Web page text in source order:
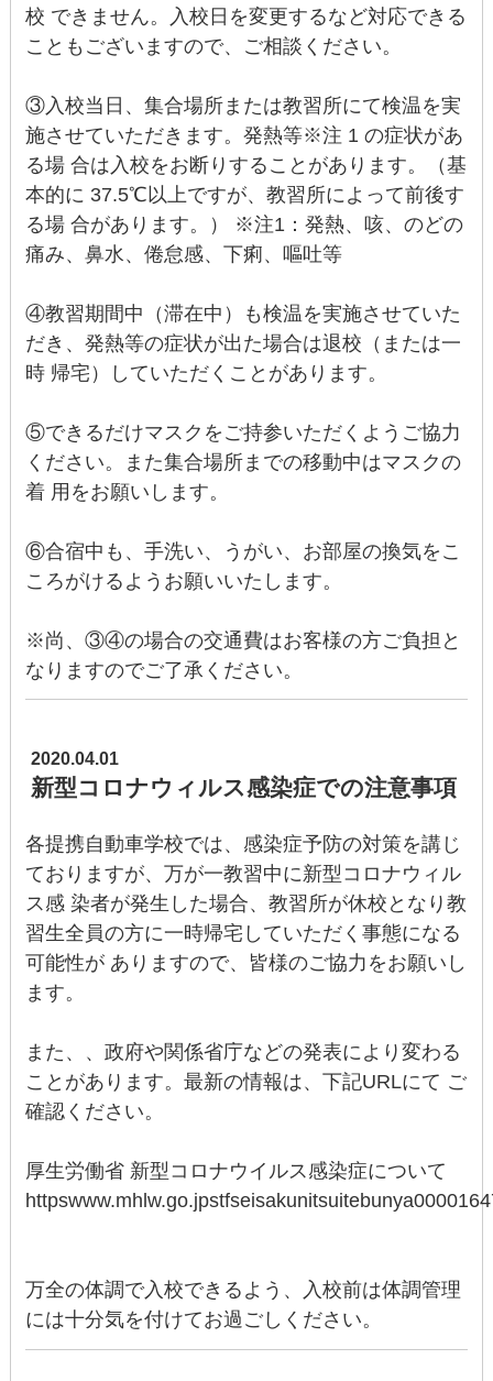
校 できません。入校日を変更するなど対応できる
こともございますので、ご相談ください。
③入校当日、集合場所または教習所にて検温を実
施させていただきます。発熱等※注 1 の症状があ
る場 合は入校をお断りすることがあります。（基
本的に 37.5℃以上ですが、教習所によって前後す
る場 合があります。） ※注1：発熱、咳、のどの
痛み、鼻水、倦怠感、下痢、嘔吐等
④教習期間中（滞在中）も検温を実施させていた
だき、発熱等の症状が出た場合は退校（または一
時 帰宅）していただくことがあります。
⑤できるだけマスクをご持参いただくようご協力
ください。また集合場所までの移動中はマスクの
着 用をお願いします。
⑥合宿中も、手洗い、うがい、お部屋の換気をこ
ころがけるようお願いいたします。
※尚、③④の場合の交通費はお客様の方ご負担と
なりますのでご了承ください。
2020.04.01
新型コロナウィルス感染症での注意事項
各提携自動車学校では、感染症予防の対策を講じ
ておりますが、万が一教習中に新型コロナウィル
ス感 染者が発生した場合、教習所が休校となり教
習生全員の方に一時帰宅していただく事態になる
可能性が ありますので、皆様のご協力をお願いし
ます。
また、、政府や関係省庁などの発表により変わる
ことがあります。最新の情報は、下記URLにて ご
確認ください。
厚生労働省 新型コロナウイルス感染症について
万全の体調で入校できるよう、入校前は体調管理
には十分気を付けてお過ごしください。